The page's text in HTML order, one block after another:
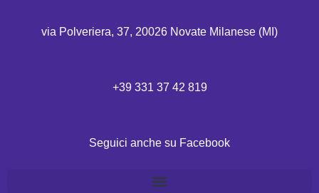
via Polveriera, 37, 20026 Novate Milanese (MI)
+39 331 37 42 819
Seguici anche su Facebook